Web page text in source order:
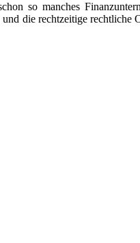
so manches
die rechtzeitige rechtliche